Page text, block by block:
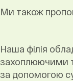
Ми також
Наша філія
захоплюючими
за допомогою